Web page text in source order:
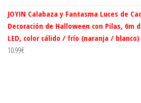
JOYIN Calabaza y Fantasma Luces de
Decoración de Halloween con Pilas, 6m
LED, color cálido / frío (naranja / blanco)
10.99€